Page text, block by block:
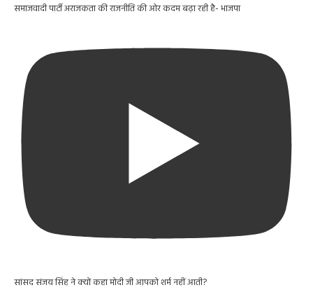
समाजवादी पार्टी अराजकता की राजनीति की ओर कदम बढ़ा रही है- भाजपा
सांसद संजय सिंह ने क्यों कहा मोदी जी आपको शर्म नहीं आती?